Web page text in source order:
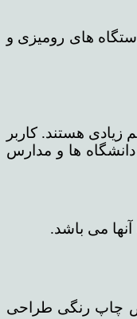
های رومیزی و
در دقیقه است و دارای وزن و حجم زیادی هستند. کاربر
دانشگاه ها و مدارس
می باشد.
چاپ رنگی طراحی